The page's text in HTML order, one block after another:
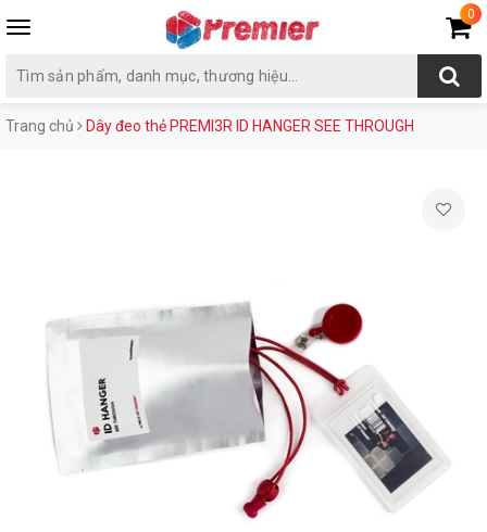
Toggle
0
Trang chủ Dây đeo thẻ PREMI3R ID HANGER SEE THROUGH